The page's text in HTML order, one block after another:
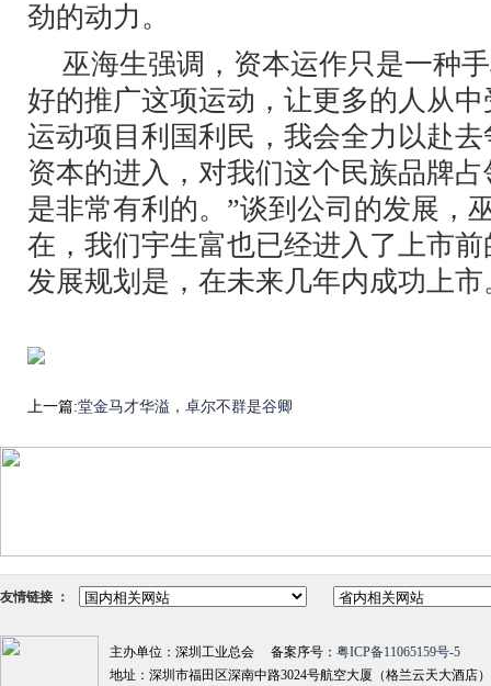
劲的动力。
巫海生强调，资本运作只是一种
好的推广这项运动，让更多的人从
运动项目利国利民，我会全力以赴
资本的进入，对我们这个民族品牌
是非常有利的。”谈到公司的发展，
在，我们宇生富也已经进入了上市
发展规划是，在未来几年内成功上市
上一篇:堂金马才华溢，卓尔不群是谷卿
友情链接 ：
主办单位：深圳工业总会 备案序号： 粤ICP备11065159号-5
地址：深圳市福田区深南中路3024号航空大厦（格兰云天大酒店